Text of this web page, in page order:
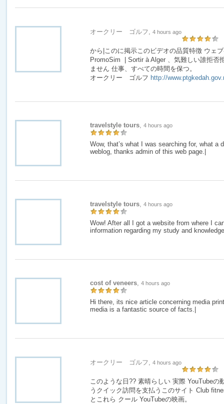
オークリー ゴルフ, 4 hours ago
から|このに掲示このビデオの品質特徴 ウェ
PromoSim | Sortir à Alger 、気難しい誰拒否
ません 仕事、すべての時間を保つ。
オークリー ゴルフ http://
travelstyle tours, 4 hours ago
Wow, that’s what I was searching for, what a
weblog, thanks admin of this web page.|
travelstyle tours, 4 hours ago
Wow! After all I got a website from where I
information regarding my study and
cost of veneers, 4 hours ago
Hi there, its nice article concerning media
media is a fantastic source of facts.|
オークリー ゴルフ, 4 hours ago
このような日?? 素晴らしい 実際 YouTubeの
うクイック訪問を支払うこのサイト Club
とこれら クール YouTubeの映画。